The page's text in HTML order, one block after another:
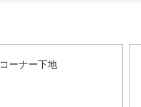
コーナー下地